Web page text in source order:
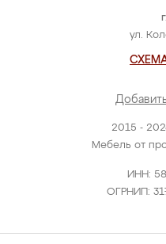
2015 -
Мебель от
ИНН:
ОГРНИП:
ул.